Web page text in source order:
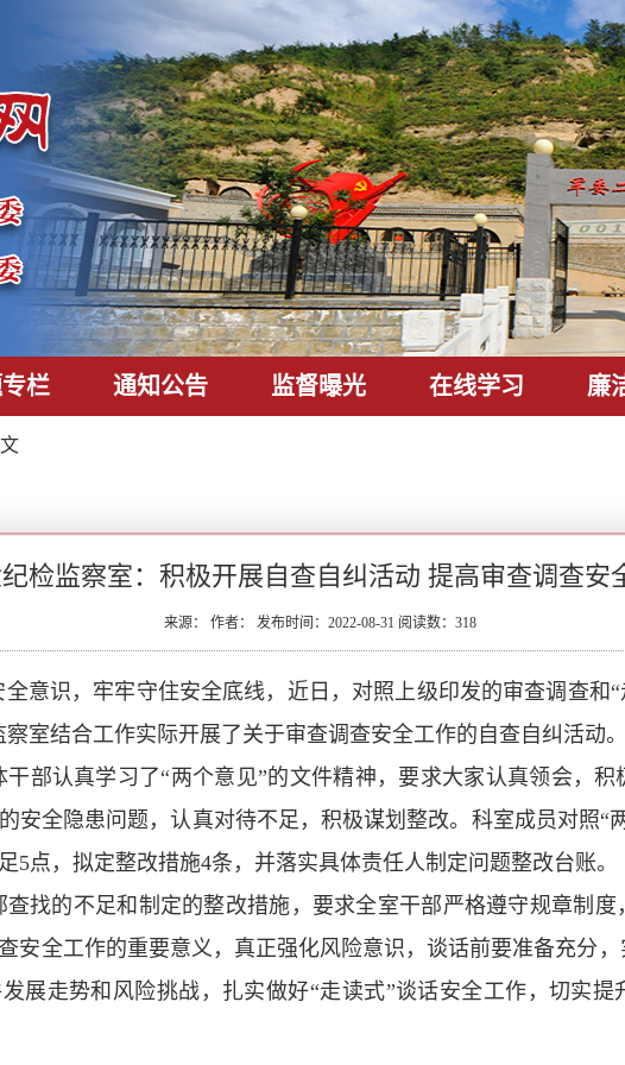
栏 通知公告 监督曝光 在线学习 廉
检监察室：积极开展自查自纠活动 提高审查调查安
来源： 作者： 发布时间：2022-08-31 阅读数： 318
意识，牢牢守住安全底线，近日，对照上级印发的审查调查和
室结合工作实际开展了关于审查调查安全工作的自查自纠活动。
部认真学习了“两个意见”的文件精神，要求大家认真领会，
安全隐患问题，认真对待不足，积极谋划整改。科室成员对照“
5点，拟定整改措施4条，并落实具体责任人制定问题整改台账。
找的不足和制定的整改措施，要求全室干部严格遵守规章制
安全工作的重要意义，真正强化风险意识，谈话前要准备充分
展走势和风险挑战，扎实做好“走读式”谈话安全工作，切实